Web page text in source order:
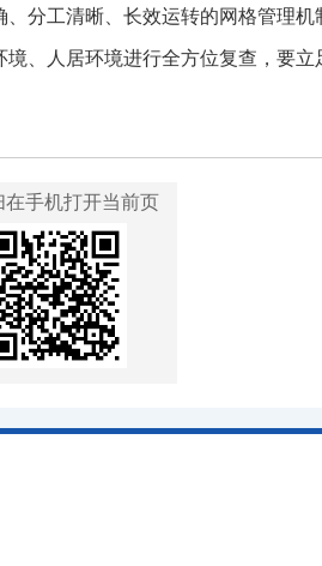
分工清晰、长效运转的网格管理
、人居环境进行全方位复查，要
在手机打开当前页